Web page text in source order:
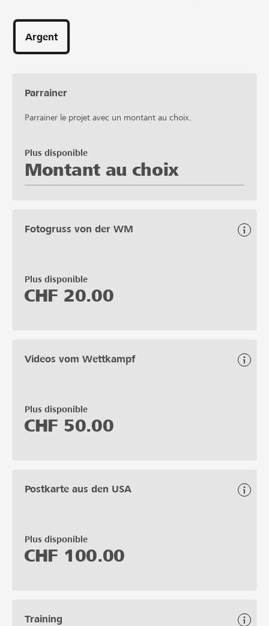
Parrainages
Argent
Parrainer
Parrainer le projet avec un montant au choix.
Montant au choix
Plus disponible
Fotogruss von der WM
Plus disponible
CHF 20.00
Videos vom Wettkampf
Plus disponible
CHF 50.00
Postkarte aus den USA
Plus disponible
CHF 100.00
Training